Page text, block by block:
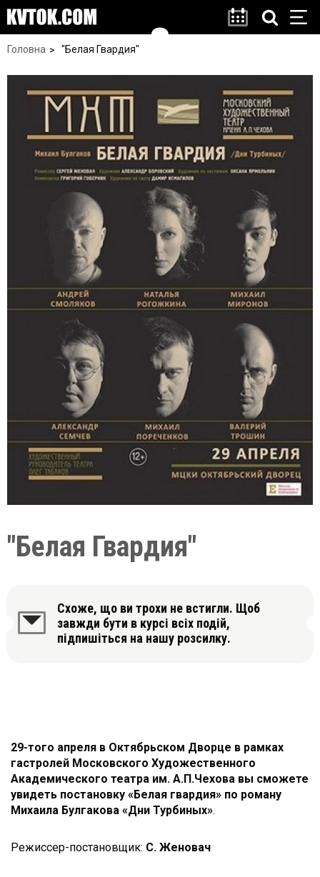
Головна "Белая Гвардия"
"Белая Гвардия"
Схоже, що ви трохи не встигли. Щоб
завжди бути в курсі всіх подій,
підпишіться на нашу розсилку.
29-того апреля в Октябрьском Дворце в рамках
гастролей Московского Художественного
Академического театра им. А.П.Чехова вы сможете
увидеть постановку «Белая гвардия» по роману
Михаила Булгакова «Дни Турбиных».
Режиссер-постановщик: С. Женовач